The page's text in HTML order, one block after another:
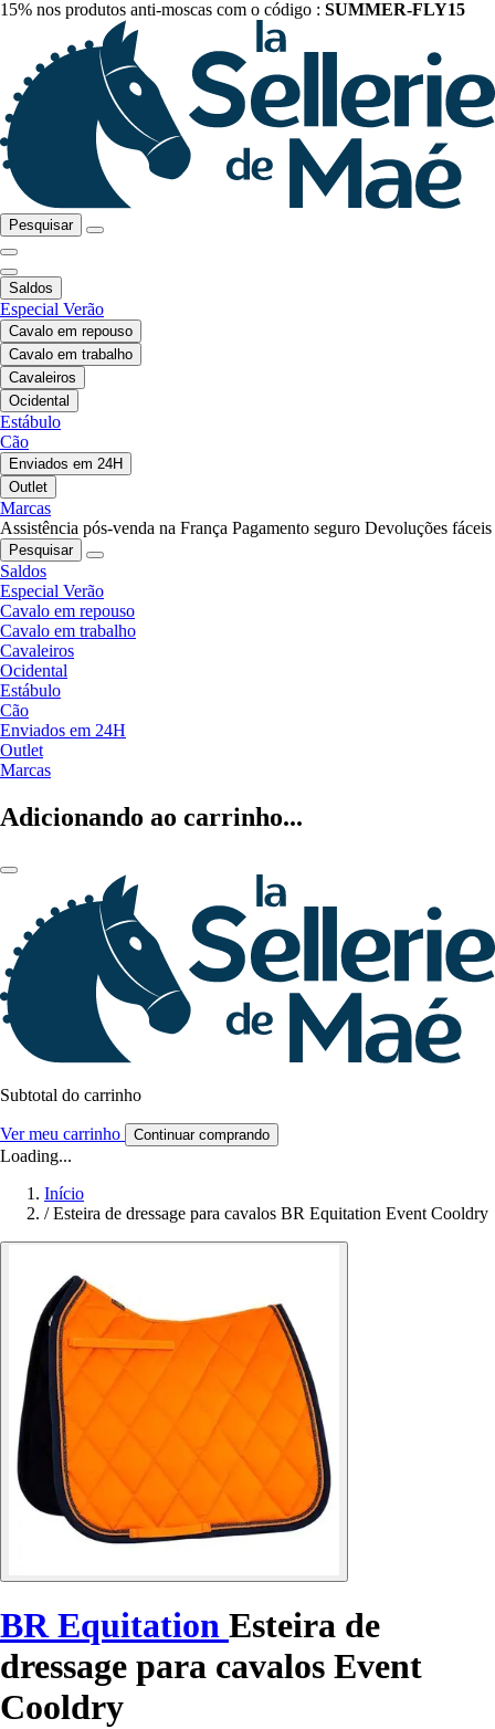
15% nos produtos anti-moscas com o código : SUMMER-FLY15
Pesquisar
Saldos
Especial Verão
Cavalo em repouso
Cavalo em trabalho
Cavaleiros
Ocidental
Estábulo
Cão
Enviados em 24H
Outlet
Marcas
Assistência pós-venda na França Pagamento seguro Devoluções fáceis
Pesquisar
Saldos
Especial Verão
Cavalo em repouso
Cavalo em trabalho
Cavaleiros
Ocidental
Estábulo
Cão
Enviados em 24H
Outlet
Marcas
Adicionando ao carrinho...
Subtotal do carrinho
Ver meu carrinho Continuar comprando
Loading...
Início
/ Esteira de dressage para cavalos BR Equitation Event Cooldry
BR Equitation Esteira de
dressage para cavalos Event
Cooldry